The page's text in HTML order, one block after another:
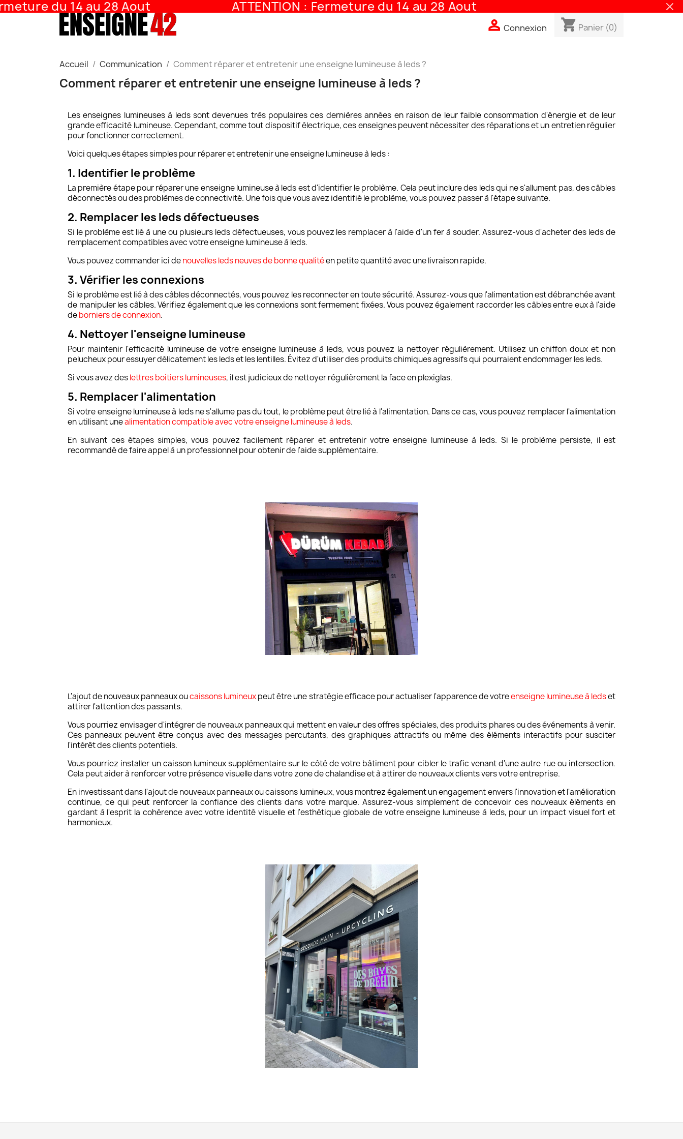
du 14 au 28 Aout ATTENTION : Fermeture du 14 au 28 Aout
 Connexion shopping_cart Panier (0)
Accueil Communication Comment réparer et entretenir une enseigne lumineuse à leds ?
Comment réparer et entretenir une enseigne lumineuse à leds ?
Les enseignes lumineuses à leds sont devenues très populaires ces dernières années en raison de leur faible consommation d'énergie et de leur
grande efficacité lumineuse. Cependant, comme tout dispositif électrique, ces enseignes peuvent nécessiter des réparations et un entretien régulier
pour fonctionner correctement.
Voici quelques étapes simples pour réparer et entretenir une enseigne lumineuse à leds :
1. Identifier le problème
La première étape pour réparer une enseigne lumineuse à leds est d'identifier le problème. Cela peut inclure des leds qui ne s'allument pas, des câbles
déconnectés ou des problèmes de connectivité. Une fois que vous avez identifié le problème, vous pouvez passer à l'étape suivante.
2. Remplacer les leds défectueuses
Si le problème est lié à une ou plusieurs leds défectueuses, vous pouvez les remplacer à l'aide d'un fer à souder. Assurez-vous d'acheter des leds de
remplacement compatibles avec votre enseigne lumineuse à leds.
Vous pouvez commander ici denouvelles leds neuves de bonne qualitéen petite quantité avec une livraison rapide.
3. Vérifier les connexions
Si le problème est lié à des câbles déconnectés, vous pouvez les reconnecter en toute sécurité. Assurez-vous que l'alimentation est débranchée avant
de manipuler les câbles. Vérifiez également que les connexions sont fermement fixées. Vous pouvez également raccorder les câbles entre eux à l'aide
deborniers de connexion.
4. Nettoyer l'enseigne lumineuse
Pour maintenir l'efficacité lumineuse de votre enseigne lumineuse à leds, vous pouvez la nettoyer régulièrement. Utilisez un chiffon doux et non
pelucheux pour essuyer délicatement les leds et les lentilles. Évitez d'utiliser des produits chimiques agressifs qui pourraient endommager les leds.
Si vous avez deslettres boitiers lumineuses, il est judicieux de nettoyer régulièrement la face en plexiglas.
5. Remplacer l'alimentation
Si votre enseigne lumineuse à leds ne s'allume pas du tout, le problème peut être lié à l'alimentation. Dans ce cas, vous pouvez remplacer l'alimentation
en utilisant unealimentation compatible avec votre enseigne lumineuse à leds.
En suivant ces étapes simples, vous pouvez facilement réparer et entretenir votre enseigne lumineuse à leds. Si le problème persiste, il est
recommandé de faire appel à un professionnel pour obtenir de l'aide supplémentaire.
L'ajout de nouveaux panneaux oucaissons lumineuxpeut être une stratégie efficace pour actualiser l'apparence de votreenseigne lumineuse à ledset
attirer l'attention des passants.
Vous pourriez envisager d'intégrer de nouveaux panneaux qui mettent en valeur des offres spéciales, des produits phares ou des événements à venir.
Ces panneaux peuvent être conçus avec des messages percutants, des graphiques attractifs ou même des éléments interactifs pour susciter
l'intérêt des clients potentiels.
Vous pourriez installer un caisson lumineux supplémentaire sur le côté de votre bâtiment pour cibler le trafic venant d'une autre rue ou intersection.
Cela peut aider à renforcer votre présence visuelle dans votre zone de chalandise et à attirer de nouveaux clients vers votre entreprise.
En investissant dans l'ajout de nouveaux panneaux ou caissons lumineux, vous montrez également un engagement envers l'innovation et l'amélioration
continue, ce qui peut renforcer la confiance des clients dans votre marque. Assurez-vous simplement de concevoir ces nouveaux éléments en
gardant à l'esprit la cohérence avec votre identité visuelle et l'esthétique globale de votre enseigne lumineuse à leds, pour un impact visuel fort et
harmonieux.